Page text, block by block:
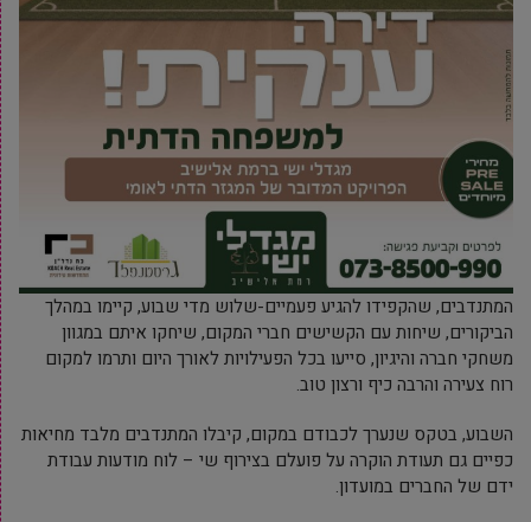
המתנדבים, שהקפידו להגיע פעמיים-שלוש מדי שבוע, קיימו במהלך
הביקורים, שיחות עם הקשישים חברי המקום, שיחקו איתם במגוון
משחקי חברה והיגיון, סייעו בכל הפעילויות לאורך היום ותרמו למקום
רוח צעירה והרבה כיף ורצון טוב.
השבוע, בטקס שנערך לכבודם במקום, קיבלו המתנדבים מלבד מחיאות
כפיים גם תעודת הוקרה על פועלם בצירוף שי – לוח מודעות עבודת
ידם של החברים במועדון.